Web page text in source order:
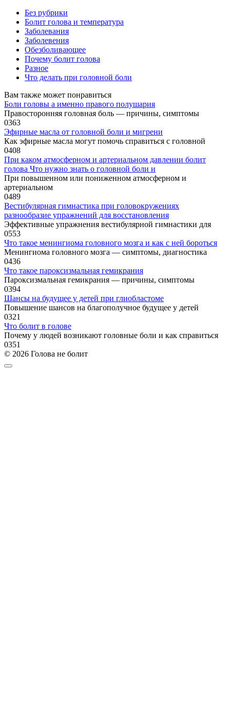
Без рубрики
Болит голова и температура
Заболевания
Заболевения
Обезболивающее
Почему болит голова
Разное
Что делать при головной боли
Вам также может понравиться
Боли головы а именно правого полушария
Правосторонняя головная боль — причины, симптомы
0363
Эфирные масла от головной боли и мигрени
Как эфирные масла могут помочь справиться с головной
0408
При каком атмосферном и артериальном давлении болит
голова Что нужно знать о головной боли и
При повышенном или пониженном атмосферном и
артериальном
0489
Вестибулярная гимнастика при головокружениях
разнообразие упражнений для восстановления
Эффективные упражнения вестибулярной гимнастики для
0553
Что такое менингиома головного мозга и как с ней бороться
Менингиома головного мозга — симптомы, диагностика
0436
Что такое пароксизмальная гемикрания
Пароксизмальная гемикрания — причины, симптомы
0394
Шансы на будущее у детей при глиобластоме
Повышение шансов на благополучное будущее у детей
0321
Что болит в голове
Почему у людей возникают головные боли и как справиться
0351
© 2026 Голова не болит